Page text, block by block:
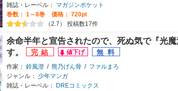
雑誌・レーベル：
マガジンポケット
巻数： 1～8巻
価格： 720pt
（2.7） 投稿数17件
余命半年と宣告されたので、死ぬ気で『光
す。
作家： 鈴風澄 / 熊乃げん骨 / ファルまろ
ジャンル：
少年マンガ
雑誌・レーベル：
DREコミックス